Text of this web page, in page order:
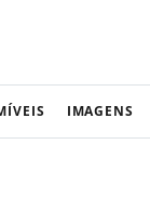
IMAGENS